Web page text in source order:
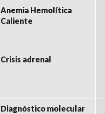
Anemia Hemolítica
Caliente
Crisis adrenal
Diagnóstico molecular